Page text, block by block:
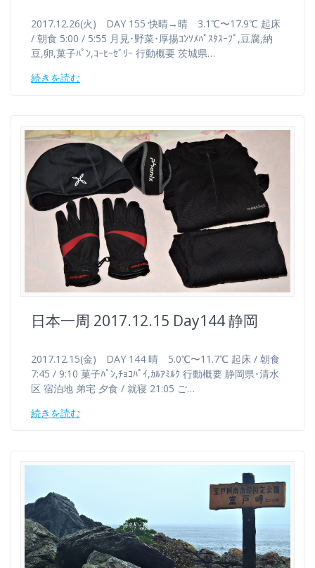
2017.12.26(火) DAY 155 快晴→晴 3.1℃〜17.9℃ 起床
/ 朝食 5:00 / 5:55 月見･野菜･厚揚ｺﾝｿﾒﾊﾟｽﾀｽｰﾌﾟ,豆腐,納
豆,卵,菓子ﾊﾟﾝ,ｺｰﾋｰｾﾞﾘｰ 行動概要 茨城県…
続きを読む
日本一周 2017.12.15 Day144 静岡
2017.12.15(金) DAY 144 晴 5.0℃〜11.7℃ 起床 / 朝食
7:45 / 9:10 菓子ﾊﾟﾝ,ﾁｮｺﾊﾟｲ,ｶﾙｱﾐﾙｸ 行動概要 静岡県･清水
区 宿泊地 弟宅 夕食 / 就寝 21:05 ご…
続きを読む